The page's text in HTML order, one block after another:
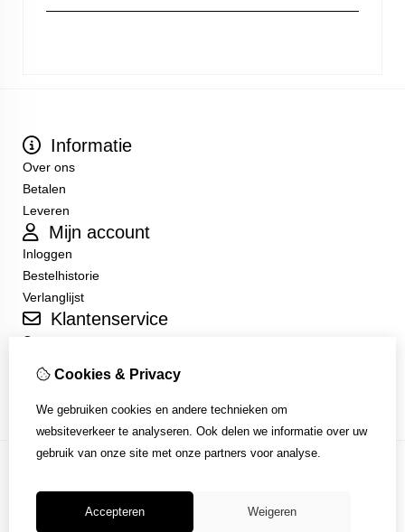
Informatie
Over ons
Betalen
Leveren
Mijn account
Inloggen
Bestelhistorie
Verlanglijst
Klantenservice
Contact
Algemene Voorwaarden
Cookies & Privacy
We gebruiken cookies en andere technieken om
websiteverkeer te analyseren. Ook delen we informatie over uw
gebruik van onze site met onze partners voor analyse.
Accepteren Weigeren